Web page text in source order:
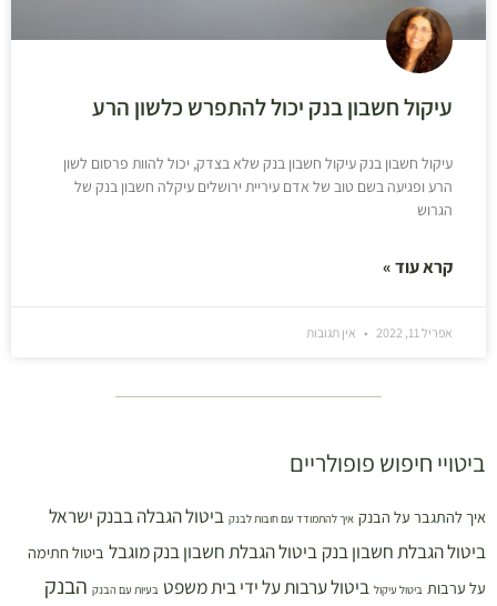
עיקול חשבון בנק יכול להתפרש כלשון הרע
עיקול חשבון בנק עיקול חשבון בנק שלא בצדק, יכול להוות פרסום לשון
הרע ופגיעה בשם טוב של אדם עיריית ירושלים עיקלה חשבון בנק של
הגרוש
קרא עוד »
אפריל 11, 2022 אין תגובות
ביטויי חיפוש פופולריים
איך להתגבר על הבנק איך להתמודד עם חובות לבנק ביטול הגבלה בבנק ישראל
ביטול הגבלת חשבון בנק ביטול הגבלת חשבון בנק מוגבל ביטול חתימה
על ערבות ביטול עיקול ביטול ערבות על ידי בית משפט בעיות עם הבנק הבנק